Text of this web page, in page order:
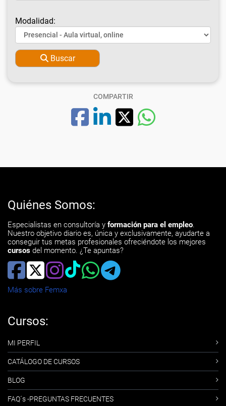
Modalidad:
Buscar
COMPARTIR
Quiénes Somos:
Especialistas en consultoría y formación para el empleo.
Nuestro objetivo diario es, única y exclusivamente, ayudarte a
conseguir tus metas profesionales ofreciéndote los mejores
cursos del momento. ¿Te apuntas?
Más sobre Femxa
Cursos:
MI PERFIL
CATÁLOGO DE CURSOS
BLOG
FAQ´s -PREGUNTAS FRECUENTES